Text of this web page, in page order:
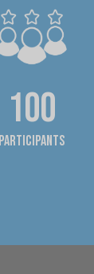
100
Participants